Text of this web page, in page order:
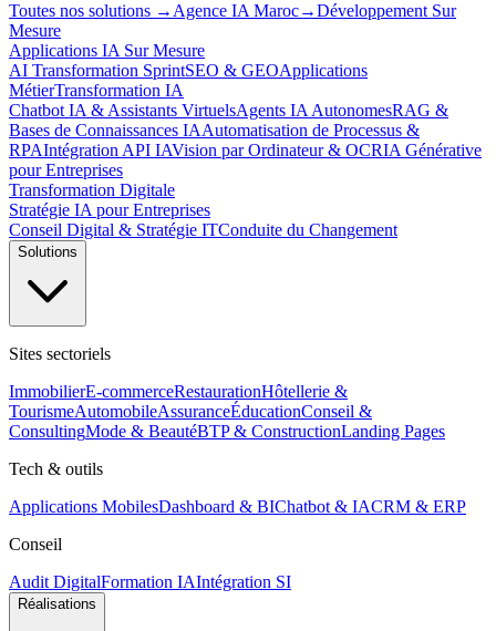
Toutes nos solutions → Agence IA Maroc→Développement Sur
Mesure
Applications IA Sur Mesure
AI Transformation SprintSEO & GEOApplications
MétierTransformation IA
Chatbot IA & Assistants VirtuelsAgents IA AutonomesRAG &
Bases de Connaissances IAAutomatisation de Processus &
RPAIntégration API IAVision par Ordinateur & OCRIA Générative
pour Entreprises
Transformation Digitale
Stratégie IA pour Entreprises
Conseil Digital & Stratégie ITConduite du Changement
Solutions
Sites sectoriels
ImmobilierE-commerceRestaurationHôtellerie &
TourismeAutomobileAssuranceÉducationConseil &
ConsultingMode & BeautéBTP & ConstructionLanding Pages
Tech & outils
Applications MobilesDashboard & BIChatbot & IACRM & ERP
Conseil
Audit DigitalFormation IAIntégration SI
Réalisations